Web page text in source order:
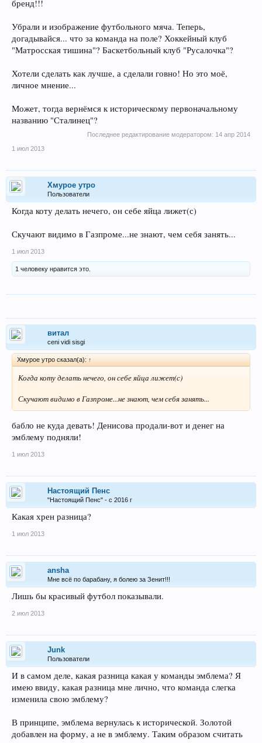
бренд!!!
Убрали и изображение футбольного мяча. Теперь,
догадывайся... что за команда на поле? Хоккейный клуб
"Матросская тишина"? Баскетбольный клуб "Русалочка"?
Хотели сделать как лучше, а сделали говно! Но это моё,
личное мнение...
Может, тогда вернёмся к историческому первоначальному
названию "Сталинец"?
Последнее редактирование модератором: 14 апр 2014
1 июл 2013
Хмурое утро
Пользователи
Когда коту делать нечего, он себе яйца лижет(с)
Скучают видимо в Газпроме...не знают, чем себя занять...
1 июл 2013
1 человеку нравится это.
витал
ceni vidi sisgi
Хмурое утро сказал(а): ↑
Когда коту делать нечего, он себе яйца лижет(с)
Скучают видимо в Газпроме...не знают, чем себя занять...
бабло не куда девать! Денисова продали-вот и денег на
эмблему подняли!
1 июл 2013
Настоящий Пенс
"Настоящий Пенс" - с 2016 г
Какая хрен разница?
1 июл 2013
ansha
Мне всё по барабану, я болею за Зенит!!!
Лишь бы красивый футбол показывали.
2 июл 2013
Junk
Пользователи
И в самом деле, какая разница какая у команды эмблема? Я
имею ввиду, какая разница мне лично, что команда слегка
изменила свою эмблему?
В принципе, эмблема вернулась к исторической. Золотой
добавлен на форму, а не в эмблему. Таким образом считать